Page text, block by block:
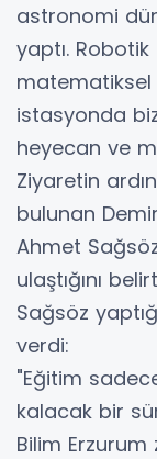
astronomi
yaptı.
istasyonda
heyecan ve
Ziyaretin
bulunan
Ahmet
ulaştığını
Sağsöz
verdi:
"Eğitim sadece
kalacak bir
Bilim